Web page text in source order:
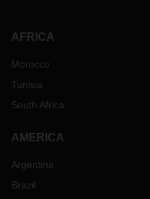
AFRICA
Morocco
Tunisia
South Africa
AMERICA
Argentina
Brazil